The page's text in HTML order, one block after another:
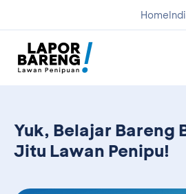
Home
Yuk, Belajar Bareng
Jitu Lawan Penipu!